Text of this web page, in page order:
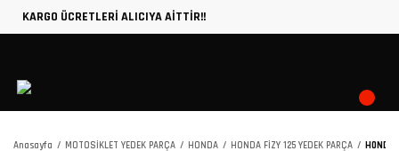
KARGO ÜCRETLERİ ALICIYA AİTTİR!!
Anasayfa MOTOSİKLET YEDEK PARÇA HONDA HONDA FİZY 125 YEDEK PARÇA HONDA